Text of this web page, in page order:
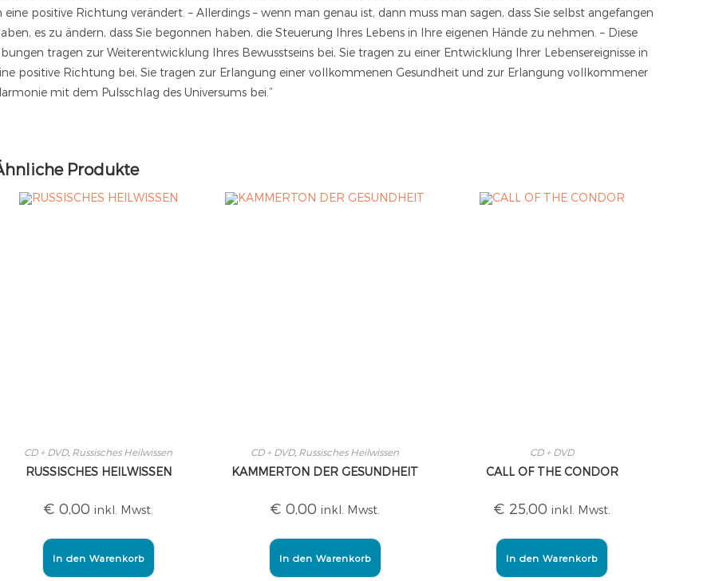
eine positive Richtung verändert. – Allerdings – wenn man genau ist, dann muss man sagen, dass Sie selbst angefangen
es zu ändern, dass Sie begonnen haben, die Steuerung Ihres Lebens in Ihre eigenen Hände zu nehmen. – Diese
tragen zur Weiterentwicklung Ihres Bewusstseins bei, Sie tragen zu einer Entwicklung Ihrer Lebensereignisse in
positive Richtung bei, Sie tragen zur Erlangung einer vollkommenen Gesundheit und zur Erlangung vollkommener
mit dem Pulsschlag des Universums bei.”
Produkte
CD + DVD, Russisches Heilwissen
RUSSISCHES HEILWISSEN
€ 0,00 inkl. Mwst.
In den Warenkorb
CD + DVD, Russisches Heilwissen
KAMMERTON DER GESUNDHEIT
€ 0,00 inkl. Mwst.
In den Warenkorb
CD + DVD
CALL OF THE CONDOR
€ 25,00 inkl. Mwst.
In den Warenkorb